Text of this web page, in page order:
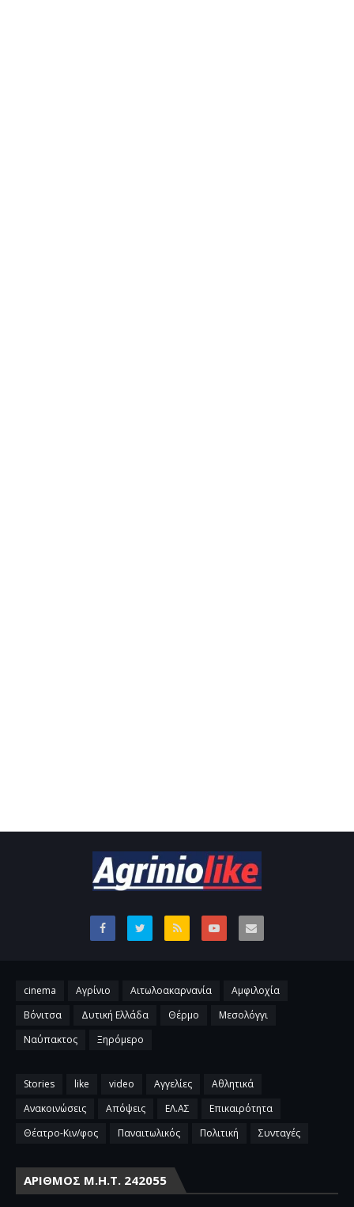
cinema Αγρίνιο Αιτωλοακαρνανία
Αμφιλοχία
Βόνιτσα
Δυτική Ελλάδα Θέρμο
Μεσολόγγι
Ναύπακτος
Ξηρόμερο
Stories like video Αγγελίες
Αθλητικά
Ανακοινώσεις
Απόψεις ΕΛ.ΑΣ
Επικαιρότητα
Θέατρο-Κιν/φος
Παναιτωλικός Πολιτική Συνταγές
ΑΡΙΘΜΌΣ Μ.Η.Τ. 242055